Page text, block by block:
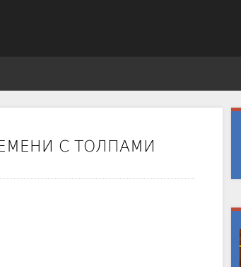
С ТОЛПАМИ